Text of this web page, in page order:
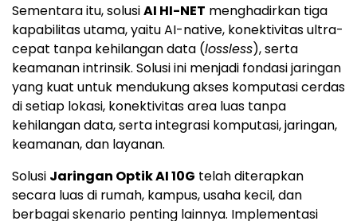
Sementara itu, solusiAI HI-NET menghadirkan tiga
kapabilitas utama, yaitu AI-native, konektivitas ultra-
cepat tanpa kehilangan data (lossless), serta
keamanan intrinsik. Solusi ini menjadi fondasi jaringan
yang kuat untuk mendukung akses komputasi cerdas
di setiap lokasi, konektivitas area luas tanpa
kehilangan data, serta integrasi komputasi, jaringan,
keamanan, dan layanan.
Solusi Jaringan Optik AI 10G telah diterapkan
secara luas di rumah, kampus, usaha kecil, dan
berbagai skenario penting lainnya. Implementasi